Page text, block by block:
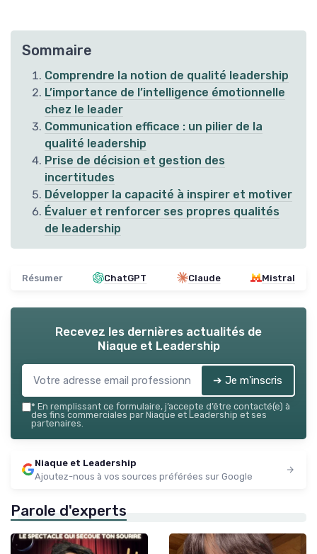
Sommaire
Comprendre la notion de qualité leadership
L’importance de l’intelligence émotionnelle
chez le leader
Communication efficace : un pilier de la
qualité leadership
Prise de décision et gestion des
incertitudes
Développer la capacité à inspirer et motiver
Évaluer et renforcer ses propres qualités
de leadership
Résumer ChatGPT Claude Mistral
Recevez les dernières actualités de
Niaque et Leadership
➔ Je m'inscris
* En remplissant ce formulaire, j’accepte d’être contacté(e) à
des fins commerciales par Niaque et Leadership et ses
partenaires.
Niaque et Leadership
Ajoutez-nous à vos sources préférées sur Google
Parole d'experts